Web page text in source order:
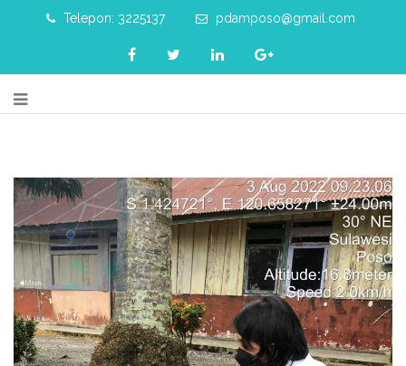
Telepon: 3225137 pdamposo@gmail.com